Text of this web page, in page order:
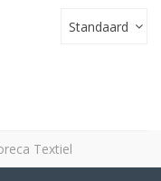
Standaard
Textiel